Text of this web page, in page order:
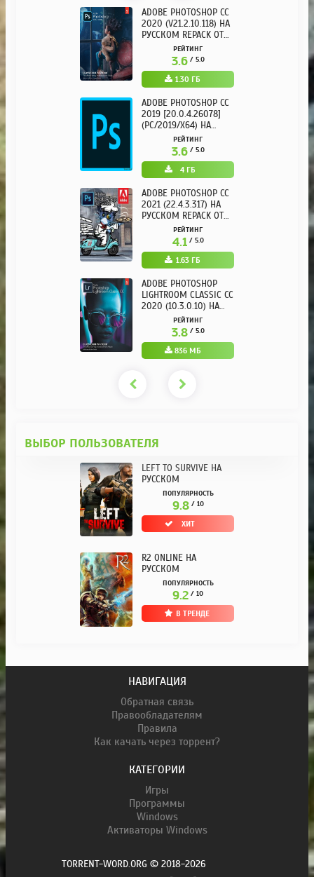
ADOBE PHOTOSHOP CC
2020 (V21.2.10.118) НА
РУССКОМ REPACK ОТ
KPOJIUKРЕЙТИНГ
3.6/ 5.0
1.30 ГБ
ADOBE PHOTOSHOP CC
2019 [20.0.4.26078]
(PC/2019/X64) НА
РУССКОМРЕЙТИНГ
3.6/ 5.0
4 ГБ
ADOBE PHOTOSHOP CC
2021 (22.4.3.317) НА
РУССКОМ REPACK ОТ
KPOJIUKРЕЙТИНГ
4.1 / 5.0
1.63 ГБ
ADOBE PHOTOSHOP
LIGHTROOM CLASSIC CC
2020 (10.3.0.10) НА
РУССКОМ REPACK ОТ
KPOJIUK
РЕЙТИНГ
3.8 / 5.0
836 МБ
ВЫБОР ПОЛЬЗОВАТЕЛЯ
LEFT TO SURVIVE НА
РУССКОМ
ПОПУЛЯРНОСТЬ
9.8 / 10
ХИТ
R2 ONLINE НА
РУССКОМ
ПОПУЛЯРНОСТЬ
9.2 / 10
В ТРЕНДЕ
НАВИГАЦИЯ
Обратная связь
Правообладателям
Правила
Как качать через торрент?
КАТЕГОРИИ
Игры
Программы
Windows
Активаторы Windows
TORRENT-WORD.ORG © 2018-2026